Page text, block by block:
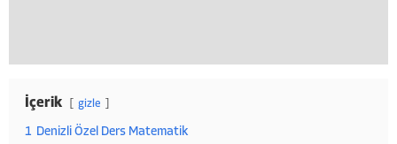
İçerik gizle
1 Denizli Özel Ders Matematik